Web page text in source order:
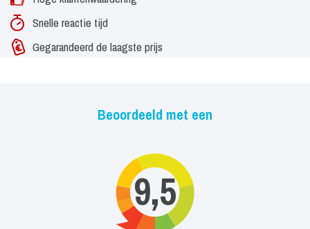
Snelle reactie tijd
Gegarandeerd de laagste prijs
Beoordeeld met een
9,5